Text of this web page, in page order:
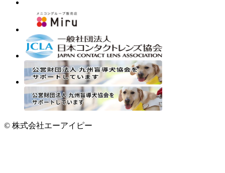
© 株式会社エーアイピー